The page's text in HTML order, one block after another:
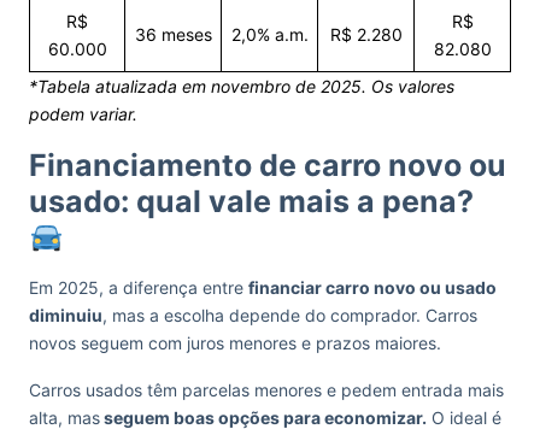
R$
60.000
36 meses 2,0% a.m. R$ 2.280
R$
82.080
*Tabela atualizada em novembro de 2025. Os valores
podem variar.
Financiamento de carro novo ou
usado: qual vale mais a pena?
Em 2025, a diferença entre financiar carro novo ou usado
diminuiu, mas a escolha depende do comprador. Carros
novos seguem com juros menores e prazos maiores.
Carros usados têm parcelas menores e pedem entrada mais
alta, masseguem boas opções para economizar. O ideal é